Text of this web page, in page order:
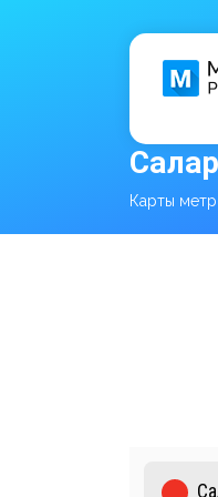
Карты